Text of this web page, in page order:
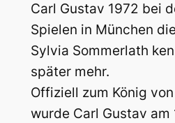
Carl Gustav 1972 bei
Spielen in München
Sylvia Sommerlath
später mehr.
Offiziell zum König
wurde Carl Gustav am